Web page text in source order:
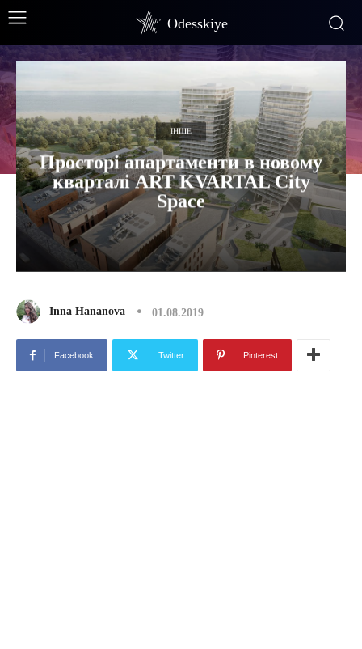
Odesskiye
ІНШЕ
Просторі апартаменти в новому
кварталі ART KVARTAL City
Space
Inna Hananova 01.08.2019
Facebook Twitter Pinterest